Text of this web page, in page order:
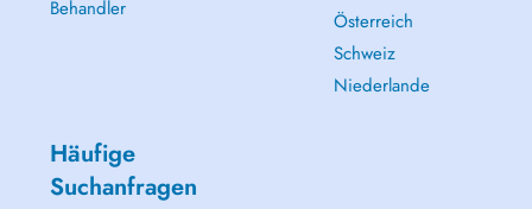
Behandler
Österreich
Schweiz
Niederlande
Häufige
Suchanfragen